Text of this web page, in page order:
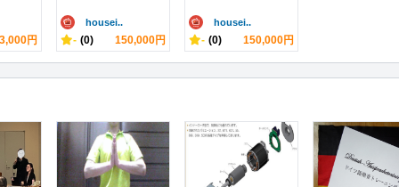
3,000円
housei..
- (0) 150,000円
housei..
- (0) 150,000円